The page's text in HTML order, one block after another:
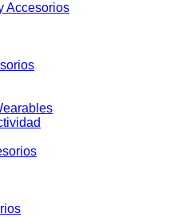
Accesorios